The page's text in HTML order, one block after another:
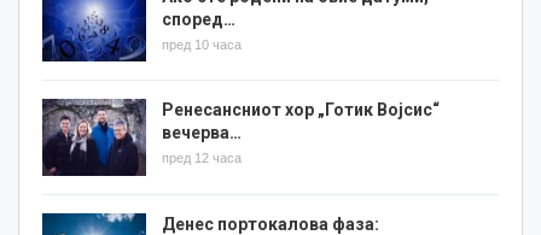
според…
пред 10 часа
Ренесансниот хор „Готик Војсис“
вечерва…
пред 12 часа
Денес портокалова фаза: